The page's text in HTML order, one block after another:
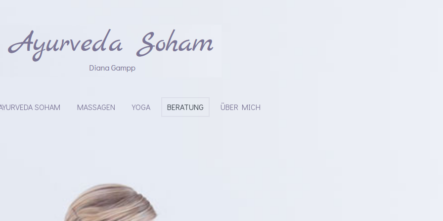
SOHAM MASSAGEN YOGA BERATUNG ÜBER MICH